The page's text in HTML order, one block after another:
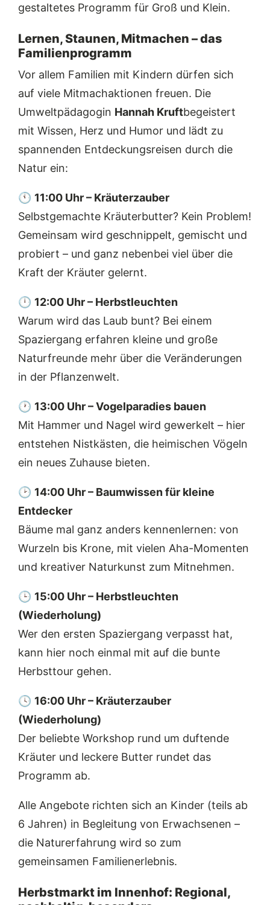
gestaltetes Programm für Groß und Klein.
Lernen, Staunen, Mitmachen – das
Familienprogramm
Vor allem Familien mit Kindern dürfen sich
auf viele Mitmachaktionen freuen. Die
Umweltpädagogin Hannah Kruftbegeistert
mit Wissen, Herz und Humor und lädt zu
spannenden Entdeckungsreisen durch die
Natur ein:
🕚 11:00 Uhr – Kräuterzauber
Selbstgemachte Kräuterbutter? Kein Problem!
Gemeinsam wird geschnippelt, gemischt und
probiert – und ganz nebenbei viel über die
Kraft der Kräuter gelernt.
🕛 12:00 Uhr – Herbstleuchten
Warum wird das Laub bunt? Bei einem
Spaziergang erfahren kleine und große
Naturfreunde mehr über die Veränderungen
in der Pflanzenwelt.
🕐 13:00 Uhr – Vogelparadies bauen
Mit Hammer und Nagel wird gewerkelt – hier
entstehen Nistkästen, die heimischen Vögeln
ein neues Zuhause bieten.
🕑 14:00 Uhr – Baumwissen für kleine
Entdecker
Bäume mal ganz anders kennenlernen: von
Wurzeln bis Krone, mit vielen Aha-Momenten
und kreativer Naturkunst zum Mitnehmen.
🕒 15:00 Uhr – Herbstleuchten
(Wiederholung)
Wer den ersten Spaziergang verpasst hat,
kann hier noch einmal mit auf die bunte
Herbsttour gehen.
🕓 16:00 Uhr – Kräuterzauber
(Wiederholung)
Der beliebte Workshop rund um duftende
Kräuter und leckere Butter rundet das
Programm ab.
Alle Angebote richten sich an Kinder (teils ab
6 Jahren) in Begleitung von Erwachsenen –
die Naturerfahrung wird so zum
gemeinsamen Familienerlebnis.
Herbstmarkt im Innenhof: Regional,